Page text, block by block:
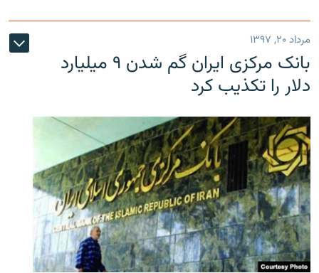
مرداد ۲۰, ۱۳۹۷
بانک مرکزی ایران گم شدن ۹ میلیارد
دلار را تکذیب کرد